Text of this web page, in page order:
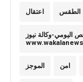
اعتقال الطقس
اليومي-وكالة نيوز
الموجز امن